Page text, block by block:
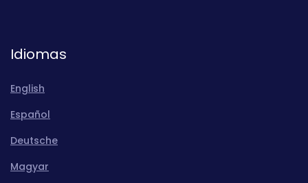
Idiomas
English
Español
Deutsche
Magyar